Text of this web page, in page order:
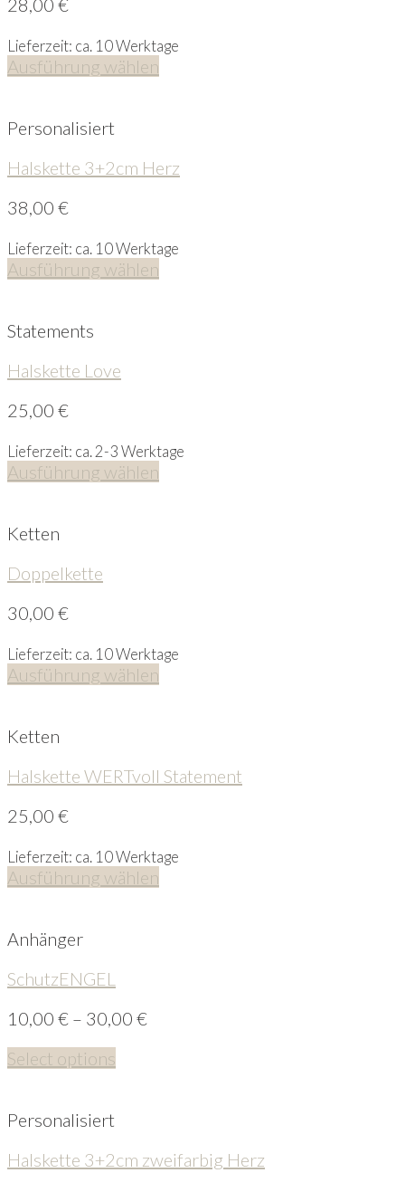
28,00 €
Lieferzeit: ca. 10 Werktage
Ausführung wählen
Personalisiert
Halskette 3+2cm Herz
38,00 €
Lieferzeit: ca. 10 Werktage
Ausführung wählen
Statements
Halskette Love
25,00 €
Lieferzeit: ca. 2-3 Werktage
Ausführung wählen
Ketten
Doppelkette
30,00 €
Lieferzeit: ca. 10 Werktage
Ausführung wählen
Ketten
Halskette WERTvoll Statement
25,00 €
Lieferzeit: ca. 10 Werktage
Ausführung wählen
Anhänger
SchutzENGEL
10,00 € – 30,00 €
Select options
Personalisiert
Halskette 3+2cm zweifarbig Herz